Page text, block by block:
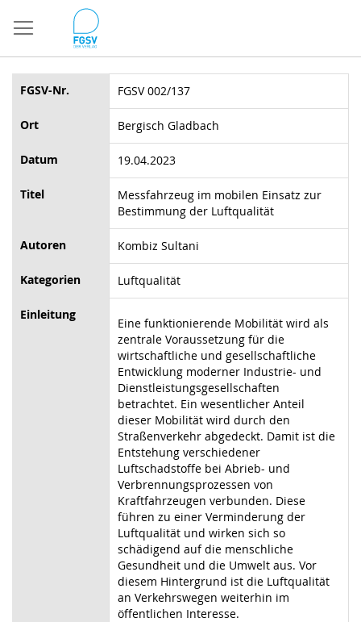
zum
Inhalt
FGSV-Nr. FGSV 002/137
Ort Bergisch Gladbach
Datum 19.04.2023
Titel
Messfahrzeug im mobilen Einsatz zur
Bestimmung der Luftqualität
Autoren Kombiz Sultani
Kategorien Luftqualität
Einleitung
Eine funktionierende Mobilität wird als
zentrale Voraussetzung für die
wirtschaftliche und gesellschaftliche
Entwicklung moderner Industrie- und
Dienstleistungsgesellschaften
betrachtet. Ein wesentlicher Anteil
dieser Mobilität wird durch den
Straßenverkehr abgedeckt. Damit ist die
Entstehung verschiedener
Luftschadstoffe bei Abrieb- und
Verbrennungsprozessen von
Kraftfahrzeugen verbunden. Diese
führen zu einer Verminderung der
Luftqualität und wirken sich so
schädigend auf die menschliche
Gesundheit und die Umwelt aus. Vor
diesem Hintergrund ist die Luftqualität
an Verkehrswegen weiterhin im
öffentlichen Interesse.